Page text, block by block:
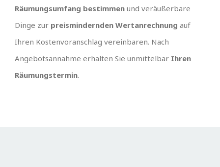
Räumungsumfang bestimmen und veräußerbare
Dinge zur preismindernden Wertanrechnung auf
Ihren Kostenvoranschlag vereinbaren. Nach
Angebotsannahme erhalten Sie unmittelbar Ihren
Räumungstermin.